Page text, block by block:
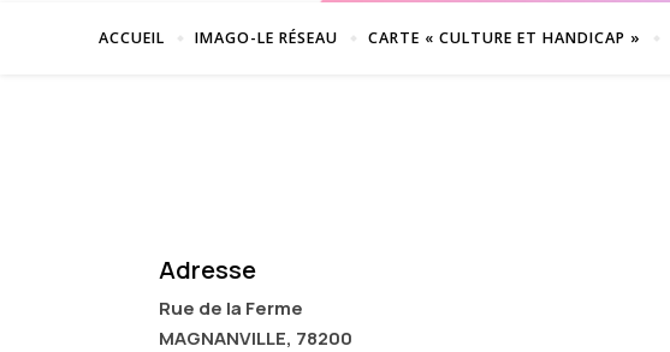
ACCUEIL IMAGO-LE RÉSEAU CARTE « CULTURE ET HANDICAP »
Adresse
Rue de la Ferme
MAGNANVILLE, 78200